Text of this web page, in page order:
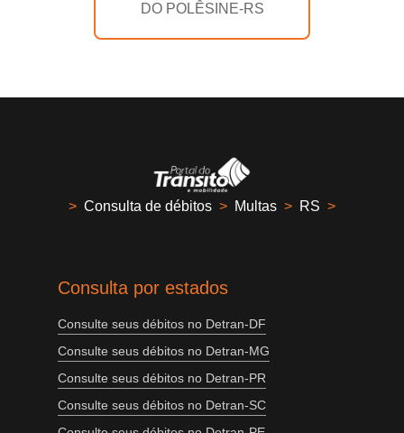
DO POLÊSINE-RS
> Consulta de débitos > Multas > RS >
Consulta por estados
Consulte seus débitos no Detran-DF
Consulte seus débitos no Detran-MG
Consulte seus débitos no Detran-PR
Consulte seus débitos no Detran-SC